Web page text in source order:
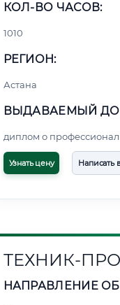
КОЛ-ВО ЧАСОВ:
1010
РЕГИОН:
Астана
ВЫДАВАЕМЫЙ
диплом о
Узнать цену Написать
ТЕХНИК-
НАПРАВЛЕНИЕ